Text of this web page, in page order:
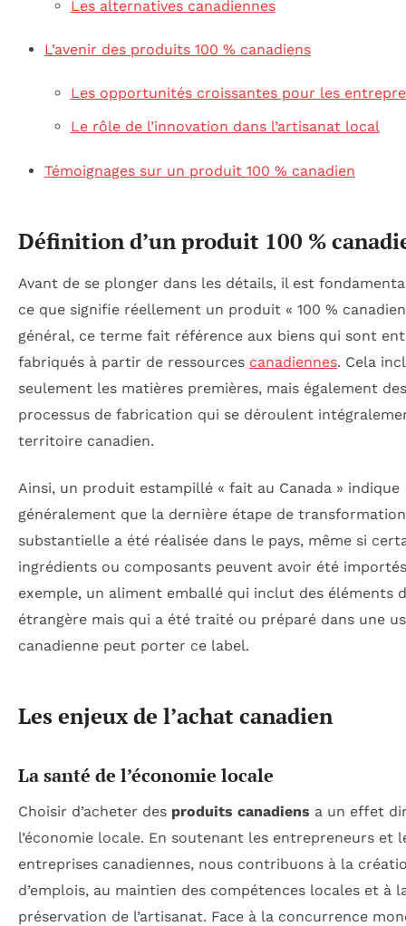
Les alternatives canadiennes
L’avenir des produits 100 % canadiens
Les opportunités croissantes pour les
Le rôle de l’innovation dans l’artisanat local
Témoignages sur un produit 100 % canadien
Définition d’un produit 100 %
Avant de se plonger dans les détails, il est
ce que signifie réellement un produit « 100 %
général, ce terme fait référence aux biens qui sont
fabriqués à partir de ressources canadiennes. Cela
seulement les matières premières, mais également des
processus de fabrication qui se déroulent
territoire canadien.
Ainsi, un produit estampillé « fait au Canada » indique
généralement que la dernière étape de transformation
substantielle a été réalisée dans le pays, même si
ingrédients ou composants peuvent avoir été
exemple, un aliment emballé qui inclut des éléments
étrangère mais qui a été traité ou préparé dans une
canadienne peut porter ce label.
Les enjeux de l’achat canadien
La santé de l’économie locale
Choisir d’acheter des produits canadiens a un effet
l’économie locale. En soutenant les entrepreneurs et
entreprises canadiennes, nous contribuons à la
d’emplois, au maintien des compétences locales et à
préservation de l’artisanat. Face à la concurrence